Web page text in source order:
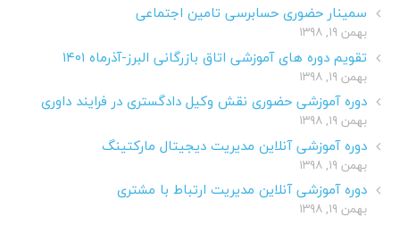
سمینار حضوری حسابرسی تامین اجتماعی
بهمن ۱۹, ۱۳۹۸
تقویم دوره های آموزشی اتاق بازرگانی البرز-آذرماه ۱۴۰۱
بهمن ۱۹, ۱۳۹۸
دوره آموزشی حضوری نقش وکیل دادگستری در فرایند داوری
بهمن ۱۹, ۱۳۹۸
دوره آموزشی آنلاین مدیریت دیجیتال مارکتینگ
بهمن ۱۹, ۱۳۹۸
دوره آموزشی آنلاین مدیریت ارتباط با مشتری
بهمن ۱۹, ۱۳۹۸